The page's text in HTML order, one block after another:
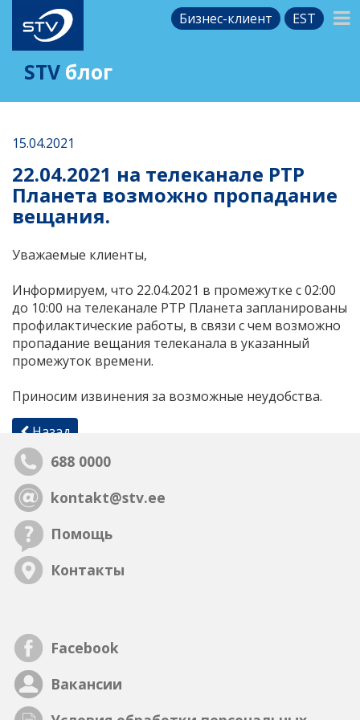
Бизнес-клиент EST
STV блог
15.04.2021
22.04.2021 на телеканале РТР
Планета возможно пропадание
вещания.
Уважаемые клиенты,
Информируем, что 22.04.2021 в промежутке с 02:00
до 10:00 на телеканале РТР Планета запланированы
профилактические работы, в связи с чем возможно
пропадание вещания телеканала в указанный
промежуток времени.
Приносим извинения за возможные неудобства.
Назад
688 0000
kontakt@stv.ee
Помощь
Контакты
Facebook
Вакансии